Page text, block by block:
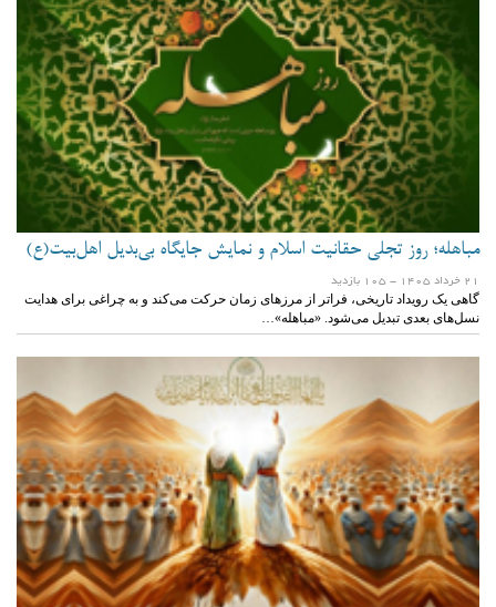
مباهله؛ روز تجلی حقانیت اسلام و نمایش جایگاه بی‌بدیل اهل‌بیت(ع)
21 خرداد 1405 - 105 بازدید
گاهی یک رویداد تاریخی، فراتر از مرزهای زمان حرکت می‌کند و به چراغی برای هدایت
نسل‌های بعدی تبدیل می‌شود. «مباهله»…